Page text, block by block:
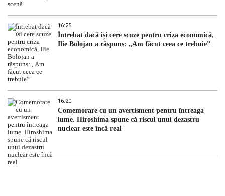
16:25
Întrebat dacă își cere scuze pentru criza economică,
Ilie Bolojan a răspuns: „Am făcut ceea ce trebuie”
16:20
Comemorare cu un avertisment pentru întreaga
lume. Hiroshima spune că riscul unui dezastru
nuclear este încă real